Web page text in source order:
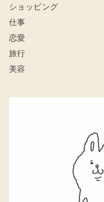
ショッピング
仕事
恋愛
旅行
美容